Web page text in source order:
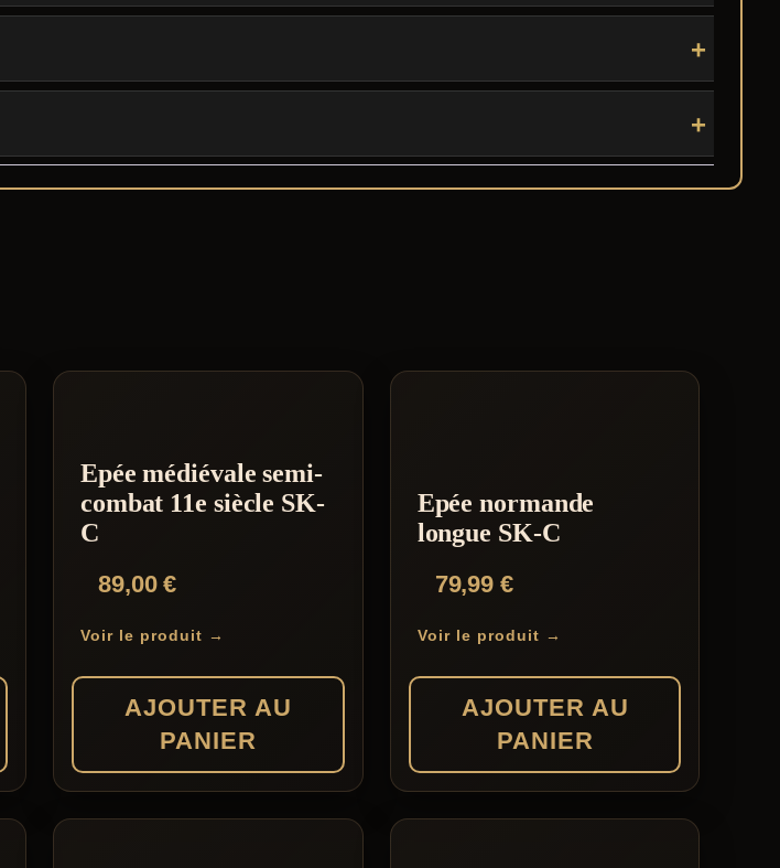
Epée médiévale semi-
combat 11e siècle SK-
C
89,00€
Voir le produit →
AJOUTER AU
PANIER
Epée normande
longue SK-C
79,99€
Voir le produit →
AJOUTER AU
PANIER